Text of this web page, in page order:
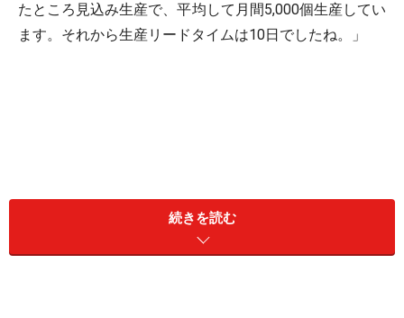
たところ見込み生産で、平均して月間5,000個生産してい
ます。それから生産リードタイムは10日でしたね。」
続きを読む